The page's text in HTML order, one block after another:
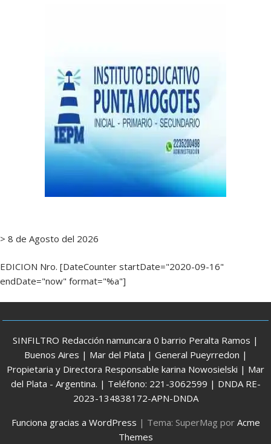
> 8 de Agosto del 2026
EDICION Nro. [DateCounter startDate="2020-09-16"
endDate="now" format="%a"]
SINFILTRO Redacción namuncara 0 barrio Peralta Ramos |
Buenos Aires | Mar del Plata | General Pueyrredon |
Propietaria y Directora Responsable karina Nowosielski | Mar
del Plata - Argentina. | Teléfono: 221-3062599 | DNDA RE-
2023-134838172-APN-DNDA
Funciona gracias a WordPress | Tema: SuperMag por Acme
Themes